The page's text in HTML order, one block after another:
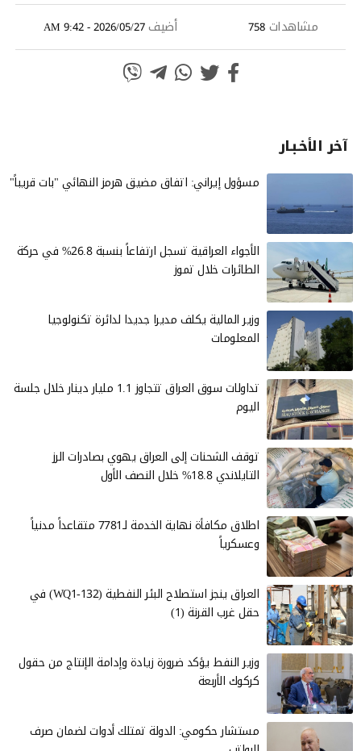
مشاهدات 758 أضيف2026/05/27 - 9:42 AM
آخر الأخـبـار
مسؤول إيراني: اتفاق مضيق هرمز النهائي "بات قريباً"
الأجواء العراقية تسجل ارتفاعاً بنسبة 26.8% في حركة
الطائرات خلال تموز
وزير المالية يكلف مديرا جديدا لدائرة تكنولوجيا
المعلومات
تداولات سوق العراق تتجاوز 1.1 مليار دينار خلال جلسة
اليوم
توقف الشحنات إلى العراق يهوي بصادرات الرز
التايلاندي 18.8% خلال النصف الأول
اطلاق مكافأة نهاية الخدمة لـ7781 متقاعداً مدنياً
وعسكرياً
العراق ينجز استصلاح البئر النفطية (WQ1-132) في
حقل غرب القرنة (1)
وزير النفط يؤكد ضرورة زيادة وإدامة الإنتاج من حقول
كركوك الأربعة
مستشار حكومي: الدولة تمتلك أدوات لضمان صرف